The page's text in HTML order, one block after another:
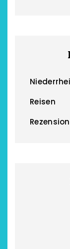
Reisen
Rezension